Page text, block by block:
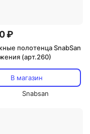
₽
полотенца SnabSan
(арт.260)
В магазин
Snabsan